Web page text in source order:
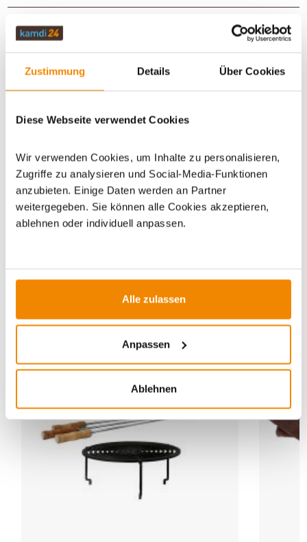
Zustimmung Details Über Cookies
Diese Webseite verwendet Cookies
Wir verwenden Cookies, um Inhalte zu personalisieren,
Zugriffe zu analysieren und Social-Media-Funktionen
anzubieten. Einige Daten werden an Partner
weitergegeben. Sie können alle Cookies akzeptieren,
ablehnen oder individuell anpassen.
Alle zulassen
Anpassen
Ablehnen
WICHTIGE INFOS
Artikeldatenblatt drucken
Verschenken|Geschenke für jeden Anlass|Grill-Sets zum
Verschenken|Abschiedsgeschenke |Geschenke zum
Einzug|Grillzubehör Sets